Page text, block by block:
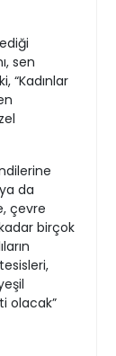
sen
“Kadınlar
da
çevre
birçok
olacak”